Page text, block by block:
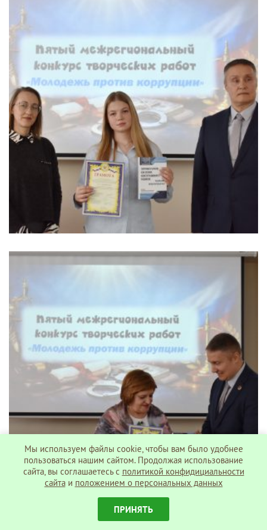
Мы используем файлы cookie, чтобы вам было удобнее
пользоваться нашим сайтом. Продолжая использование
сайта, вы соглашаетесь c политикой конфидициальности
сайтаи положением о персональных данных
ПРИНЯТЬ